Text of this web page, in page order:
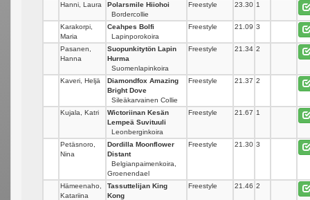
Hanni, Laura
Polarsmile Hiiohoi
Bordercollie
Freestyle 23.30 1
Karakorpi,
Maria
Ceahpes Bolfi
Lapinporokoira
Freestyle 21.09 3
Pasanen,
Hanna
Suopunkitytön Lapin
Hurma
Suomenlapinkoira
Freestyle 21.34 2
Kaveri, Heljä
Diamondfox Amazing
Bright Dove
Sileäkarvainen Collie
Freestyle 21.37 2
Kujala, Katri
Wictoriinan Kesän
Lempeä Suvituuli
Leonberginkoira
Freestyle 21.67 1
Petäsnoro,
Nina
Dordilla Moonflower
Distant
Belgianpaimenkoira,
Groenendael
Freestyle 21.30 3
Hämeenaho,
Katariina
Tassuttelijan King
Kong
Freestyle 21.46 2